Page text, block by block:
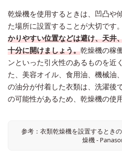
乾燥機を使用するときは、凹凸や
た場所に設置することが大切です。
かりやすい位置などは避け、天井
十分に開けましょう。乾燥機の稼
ンといった引火性のあるものを近
た、美容オイル、食用油、機械油
の油分が付着した衣類は、洗濯後
の可能性があるため、乾燥機の使
参考：衣類乾燥機を設置するとき
燥機 -